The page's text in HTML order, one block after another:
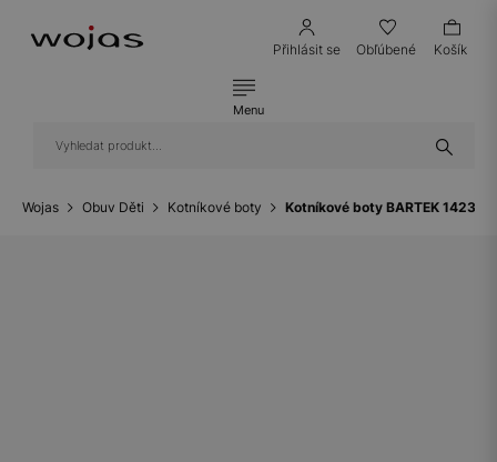
Přihlásit se Obľúbené Košík
Menu
Wojas Obuv Děti Kotníkové boty Kotníkové boty BARTEK